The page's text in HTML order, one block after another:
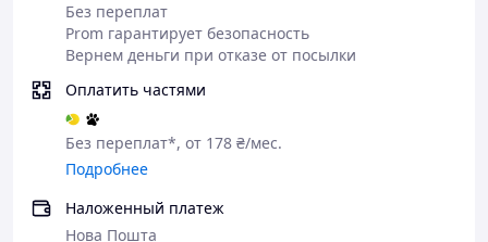
Без переплат
Prom гарантирует безопасность
Вернем деньги при отказе от посылки
Оплатить частями
Без переплат*, от 178 ₴/мес.
Подробнее
Наложенный платеж
Нова Пошта